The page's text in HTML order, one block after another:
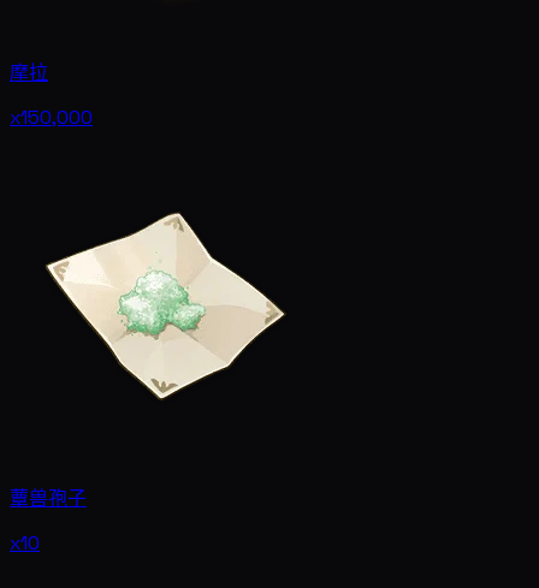
摩拉
x150,000
蕈兽孢子
x10